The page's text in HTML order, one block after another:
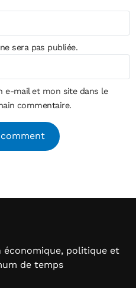
sera pas publiée.
e-mail et mon site dans le
commentaire.
économique, politique et
de temps